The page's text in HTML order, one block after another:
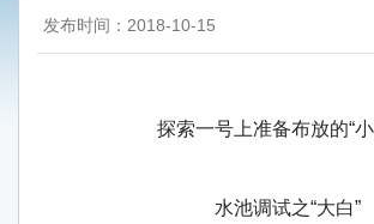
发布时间：2018-10-15
探索一号上准备布放的“
水池调试之“大白”